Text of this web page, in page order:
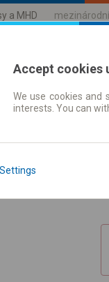
a MHD
Accept cookies
We use cookies and
interests. You can
Settings